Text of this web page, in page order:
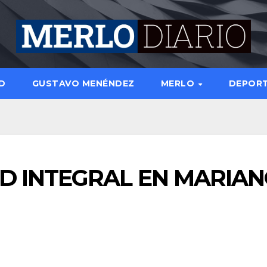
GUSTAVO MENÉNDEZ MERLO
INTEGRAL EN